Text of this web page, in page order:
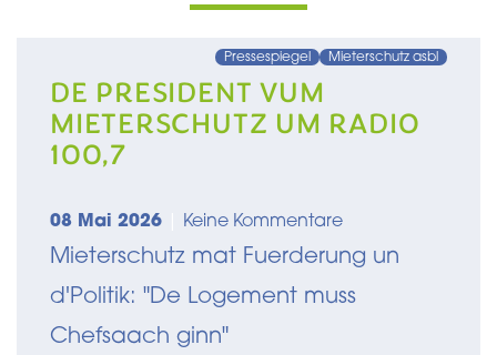
Pressespiegel Mieterschutz asbl
DE PRESIDENT VUM
MIETERSCHUTZ UM RADIO
100,7
08 Mai 2026 Keine Kommentare
Mieterschutz mat Fuerderung un
d'Politik: "De Logement muss
Chefsaach ginn"